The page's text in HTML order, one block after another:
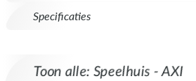
Specificaties
Toon alle: Speelhuis - AXI